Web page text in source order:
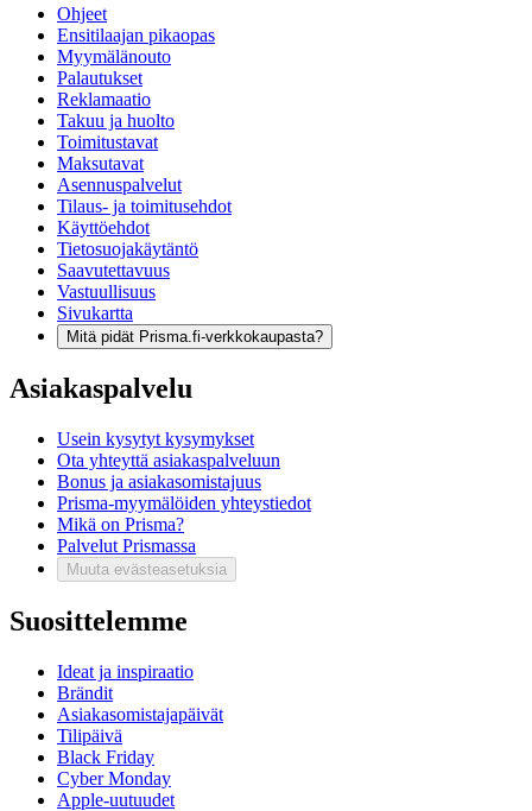
Ohjeet
Ensitilaajan pikaopas
Myymälänouto
Palautukset
Reklamaatio
Takuu ja huolto
Toimitustavat
Maksutavat
Asennuspalvelut
Tilaus- ja toimitusehdot
Käyttöehdot
Tietosuojakäytäntö
Saavutettavuus
Vastuullisuus
Sivukartta
Mitä pidät Prisma.fi-verkkokaupasta?
Asiakaspalvelu
Usein kysytyt kysymykset
Ota yhteyttä asiakaspalveluun
Bonus ja asiakasomistajuus
Prisma-myymälöiden yhteystiedot
Mikä on Prisma?
Palvelut Prismassa
Muuta evästeasetuksia
Suosittelemme
Ideat ja inspiraatio
Brändit
Asiakasomistajapäivät
Tilipäivä
Black Friday
Cyber Monday
Apple-uutuudet